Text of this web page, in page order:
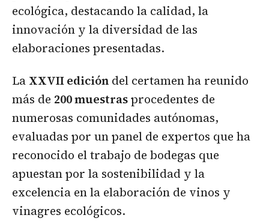
ecológica, destacando la calidad, la
innovación y la diversidad de las
elaboraciones presentadas.
La XXVII edición del certamen ha reunido
más de 200 muestrasprocedentes de
numerosas comunidades autónomas,
evaluadas por un panel de expertos que ha
reconocido el trabajo de bodegas que
apuestan por la sostenibilidad y la
excelencia en la elaboración de vinos y
vinagres ecológicos.